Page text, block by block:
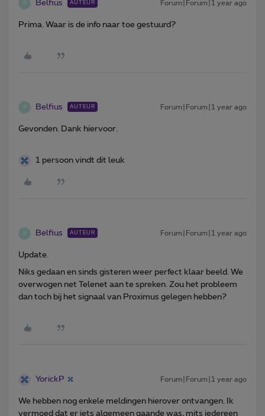
B Belfius AUTEUR Forum|Forum|1 year ago
Prima. Waar is de info naar toe gestuurd?
B Belfius AUTEUR Forum|Forum|1 year ago
Gevonden. Dank hiervoor.
1 persoon vindt dit leuk
B Belfius AUTEUR Forum|Forum|1 year ago
Update.
Niks gedaan en sinds gisteren weer perfect klaar beeld. We
overwogen net Telenet aan te spreken. Zou het probleem
dan toch bij het signaal van Proximus gelegen hebben?
YorickP Forum|Forum|1 year ago
We hebben nog enkele meldingen hierover ontvangen. Ik
vermoed dat er iets algemeen gaande was, mits iedereen